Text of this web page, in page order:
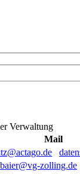
Verwaltung
Mail